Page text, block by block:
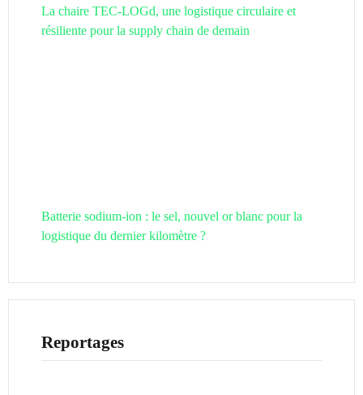
La chaire TEC-LOGd, une logistique circulaire et
résiliente pour la supply chain de demain
Batterie sodium-ion : le sel, nouvel or blanc pour la
logistique du dernier kilomètre ?
Reportages